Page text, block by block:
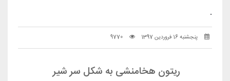
.
پنجشنبه 16 فروردین 1397 9770
‌ریتون هخامنشی به شکل سر شیر